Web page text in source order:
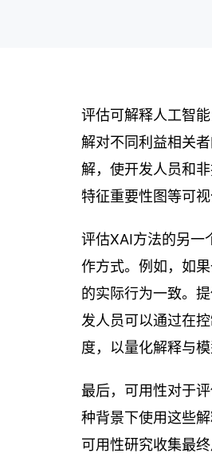
评估可解释人工智
解对不同利益相关
解，使开发人员和
特征重要性图等可
评估XAI方法的另一
作方式。例如，如
的实际行为一致。
发人员可以通过在
度，以量化解释与模
最后，可用性对于
种背景下使用这些
可用性研究收集最